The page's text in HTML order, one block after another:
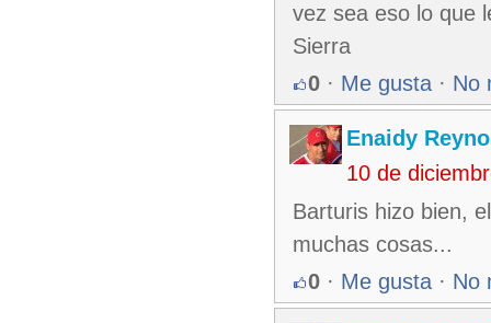
vez sea eso lo que
Sierra
0 · Me gusta · No
Enaidy
10 de
Barturis hizo bien,
muchas cosas...
0 · Me gusta · No